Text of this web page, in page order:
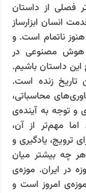
فصلی از داستان
انسان ابزارساز
ناتمام است. و
هوش مصنوعی در
داستان باشیم.
تاریخ زنده است.
محاسباتی،
و توجه به آینده‌ی
مهم‌تر از آن،
ترویج، یادگیری و
چه بیشتر میان
در ایران. موزه‌ی
امروز است و